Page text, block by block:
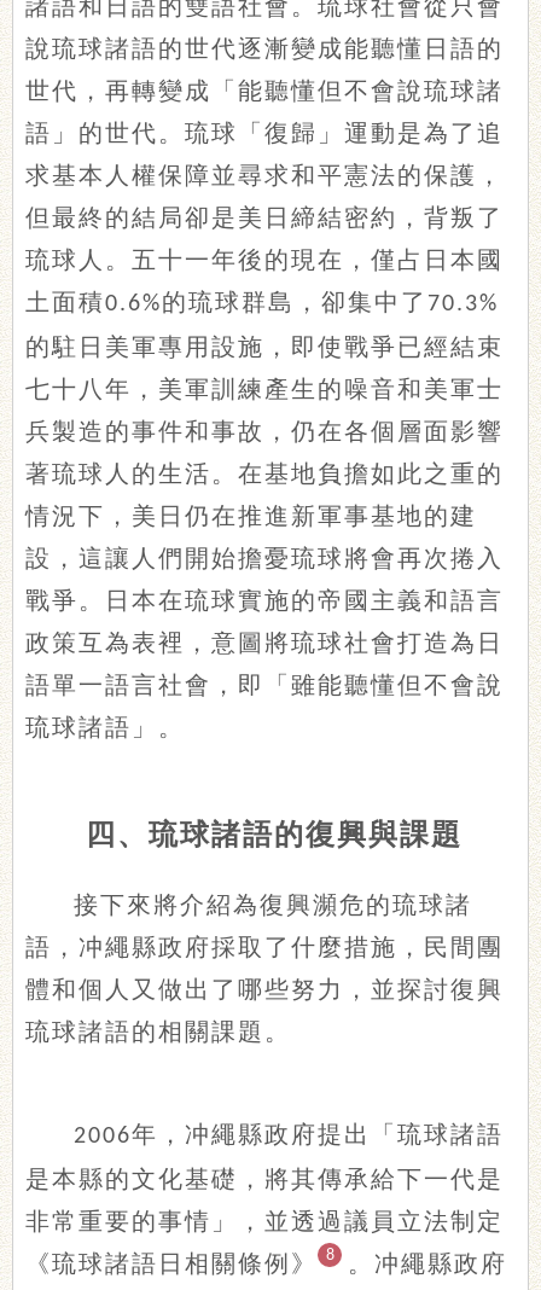
諸語和日語的雙語社會。琉球社會從只會
說琉球諸語的世代逐漸變成能聽懂日語的
世代，再轉變成「能聽懂但不會說琉球諸
語」的世代。琉球「復歸」運動是為了追
求基本人權保障並尋求和平憲法的保護，
但最終的結局卻是美日締結密約，背叛了
琉球人。五十一年後的現在，僅占日本國
土面積0.6%的琉球群島，卻集中了 70.3%
的駐日美軍專用設施，即使戰爭已經結束
七十八年，美軍訓練產生的噪音和美軍士
兵製造的事件和事故，仍在各個層面影響
著琉球人的生活。在基地負擔如此之重的
情況下，美日仍在推進新軍事基地的建
設，這讓人們開始擔憂琉球將會再次捲入
戰爭。日本在琉球實施的帝國主義和語言
政策互為表裡，意圖將琉球社會打造為日
語單一語言社會，即「雖能聽懂但不會說
琉球諸語」。
四、琉球諸語的復興與課題
接下來將介紹為復興瀕危的琉球諸
語，冲繩縣政府採取了什麼措施，民間團
體和個人又做出了哪些努力，並探討復興
琉球諸語的相關課題。
2006年，冲繩縣政府提出「琉球諸語
是本縣的文化基礎，將其傳承給下一代是
非常重要的事情」，並透過議員立法制定
《琉球諸語日相關條例》
8
。冲繩縣政府